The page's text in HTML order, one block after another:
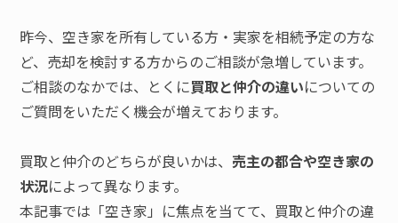
昨今、空き家を所有している方・実家を相続予定の方な
ど、売却を検討する方からのご相談が急増しています。
ご相談のなかでは、とくに買取と仲介の違いについての
ご質問をいただく機会が増えております。
買取と仲介のどちらが良いかは、売主の都合や空き家の
状況によって異なります。
本記事では「空き家」に焦点を当てて、買取と仲介の違